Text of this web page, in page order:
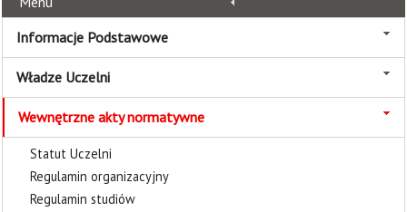
Informacje Podstawowe
Władze Uczelni
Wewnętrzne akty normatywne
Statut Uczelni
Regulamin organizacyjny
Regulamin studiów